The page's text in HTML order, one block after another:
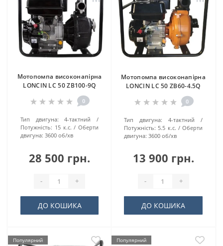
Мотопомпа високонапірна
LONCIN LC 50 ZB100-9Q
0
Тип двигуна:
4-тактний
Потужність: 15 к.с.
Оберти
двигуна: 3600 об/хв
28 500 грн.
- +
ДО КОШИКА
Мотопомпа високонапірна
LONCIN LC 50 ZB60-4.5Q
0
Тип двигуна:
4-тактний
Потужність: 5.5 к.с.
Оберти
двигуна: 3600 об/хв
13 900 грн.
- +
ДО КОШИКА
Популярний Популярний